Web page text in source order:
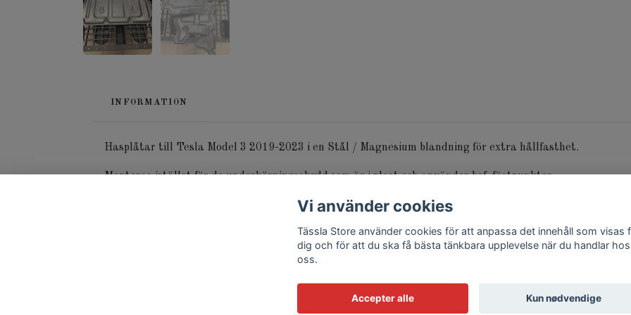
INFORMATION
Hasplåtar till Tesla Model 3 2019-2023 i en Stål / Magnesium blandning för extra hållfasthet.
Monteras istället för de underkörningsskydd som är i plast och använder bef. fästpunkter.
Vi använder cookies
Tässla Store använder cookies för att anpassa det innehåll som visas
dig och för att du ska få bästa tänkbara upplevelse när du handlar hos
oss.
Accepter alle Kun nødvendige